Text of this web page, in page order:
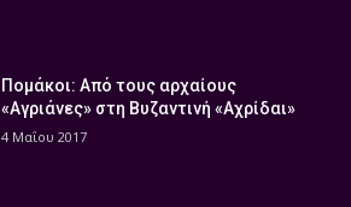
Πομάκοι: Από τους αρχαίους
«Αγριάνες» στη Βυζαντινή «Αχρίδαι»
4 Μαΐου 2017